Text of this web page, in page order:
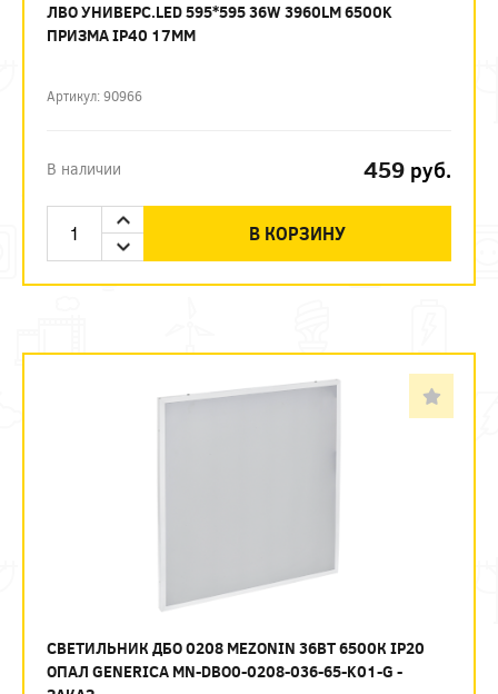
ЛВО УНИВЕРС.LED 595*595 36W 3960LM 6500K
ПРИЗМА IP40 17ММ
Артикул: 90966
В наличии 459 руб.
В КОРЗИНУ
СВЕТИЛЬНИК ДБО 0208 MEZONIN 36ВТ 6500К IP20
ОПАЛ GENERICA MN-DBO0-0208-036-65-K01-G -